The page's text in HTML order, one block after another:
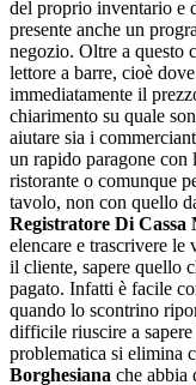
del proprio inventario e
presente anche un
negozio. Oltre a questo
lettore a barre, cioè
immediatamente il
chiarimento su quale
aiutare sia i
un rapido paragone con
ristorante o comunque
tavolo, non con quello
Registratore Di Cassa
elencare e trascrivere
il cliente, sapere quello
pagato. Infatti è facile
quando lo scontrino
difficile riuscire a sapere
problematica si elimina
Borghesiana che abbia